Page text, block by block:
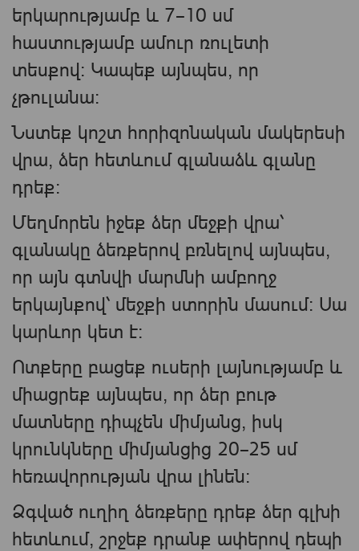
երկարությամբ և 7–10 սմ
հաստությամբ ամուր ռուլետի
տեսքով: Կապեք այնպես, որ
չթուլանա։
Նստեք կոշտ հորիզոնական մակերեսի
վրա, ձեր հետևում գլանաձև գլանը
դրեք:
Մեղմորեն իջեք ձեր մեջքի վրա՝
գլանակը ձեռքերով բռնելով այնպես,
որ այն գտնվի մարմնի ամբողջ
երկայնքով՝ մեջքի ստորին մասում: Սա
կարևոր կետ է։
Ոտքերը բացեք ուսերի լայնությամբ և
միացրեք այնպես, որ ձեր բութ
մատները դիպչեն միմյանց, իսկ
կրունկները միմյանցից 20–25 սմ
հեռավորության վրա լինեն:
Ձգված ուղիղ ձեռքերը դրեք ձեր գլխի
հետևում, շրջեք դրանք ափերով դեպի